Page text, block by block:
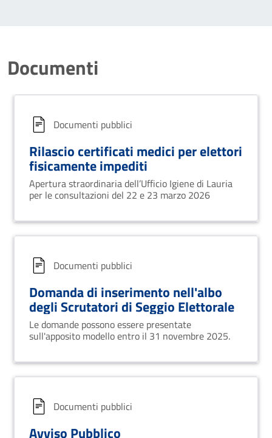
Documenti
Documenti pubblici
Rilascio certificati medici per elettori
fisicamente impediti
Apertura straordinaria dell’Ufficio Igiene di Lauria
per le consultazioni del 22 e 23 marzo 2026
Documenti pubblici
Domanda di inserimento nell'albo
degli Scrutatori di Seggio Elettorale
Le domande possono essere presentate
sull'apposito modello entro il 31 novembre 2025.
Documenti pubblici
Avviso Pubblico